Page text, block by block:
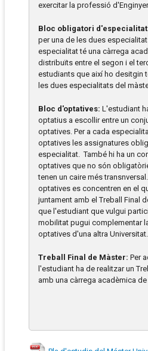
exercitar la professió
Bloc obligatori
per una de les dues
especialitat té una càrrega
distribuïts entre el segon i el
estudiants que així ho desitgin
les dues especialitats del
Bloc d'optatives: L'estudiant
optatius a escollir entre un
optatives. Per a cada
optatives les assignatures
especialitat. També hi ha un
optatives que no són
tenen un caire més
optatives es concentren en el
juntament amb el Treball Final
que l'estudiant que vulgui
mobilitat pugui complementar
optatives d'una altra Universitat.
Treball Final de Màster: Per
l'estudiant ha de realitzar un
amb una càrrega acadèmica de